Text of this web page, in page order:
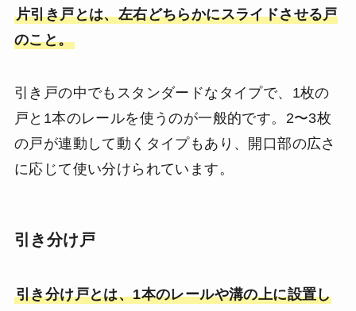
片引き戸とは、左右どちらかにスライドさせる戸
のこと。
引き戸の中でもスタンダードなタイプで、1枚の
戸と1本のレールを使うのが一般的です。2〜3枚
の戸が連動して動くタイプもあり、開口部の広さ
に応じて使い分けられています。
引き分け戸
引き分け戸とは、1本のレールや溝の上に設置し